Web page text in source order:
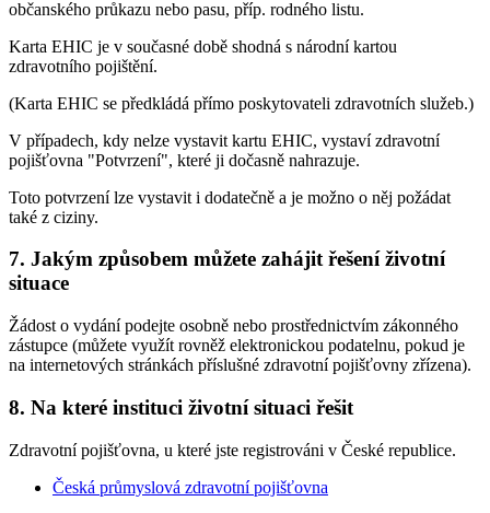
občanského průkazu nebo pasu, příp. rodného listu.
Karta EHIC je v současné době shodná s národní kartou
zdravotního pojištění.
(Karta EHIC se předkládá přímo poskytovateli zdravotních služeb.)
V případech, kdy nelze vystavit kartu EHIC, vystaví zdravotní
pojišťovna "Potvrzení", které ji dočasně nahrazuje.
Toto potvrzení lze vystavit i dodatečně a je možno o něj požádat
také z ciziny.
7. Jakým způsobem můžete zahájit řešení životní
situace
Žádost o vydání podejte osobně nebo prostřednictvím zákonného
zástupce (můžete využít rovněž elektronickou podatelnu, pokud je
na internetových stránkách příslušné zdravotní pojišťovny zřízena).
8. Na které instituci životní situaci řešit
Zdravotní pojišťovna, u které jste registrováni v České republice.
Česká průmyslová zdravotní pojišťovna